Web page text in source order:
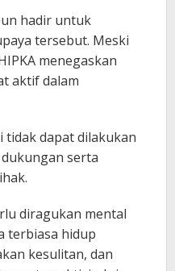
hadir untuk
tersebut. Meski
menegaskan
aktif dalam
tidak dapat dilakukan
serta
diragukan mental
terbiasa hidup
kesulitan, dan